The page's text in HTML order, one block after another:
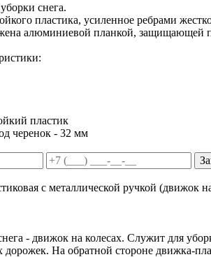
снега.
пластика, усиленное ребрами
алюминиевой планкой, защищающей
пластик
черенок - 32 мм
с металлической ручкой (движок
- движок на колесах. Служит для
На обратной стороне движка-